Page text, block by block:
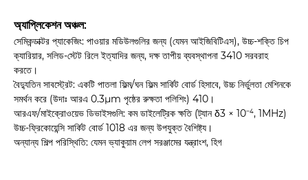
অ্যাপ্লিকেশন অঞ্চল:
সেমিকন্ডাক্টর প্যাকেজিং: পাওয়ার মডিউলগুলির জন্য (যেমন আইজিবিটিএস), উচ্চ-শক্তি চিপ
ক্যারিয়ার, সলিড-স্টেট রিলে ইত্যাদির জন্য, দক্ষ তাপীয় ব্যবস্থাপনা 3410 সরবরাহ
করতে।
বৈদ্যুতিন সাবস্ট্রেট: একটি পাতলা ফিল্ম/ঘন ফিল্ম সার্কিট বোর্ড হিসাবে, উচ্চ নির্ভুলতা মেশিনকে
সমর্থন করে (উদাঃ আরএ 0.3μm পৃষ্ঠের রুক্ষতা পলিশিং) 410।
আরএফ/মাইক্রোওয়েভ ডিভাইসগুলি: কম ডাইলেট্রিক ক্ষতি (ট্যান δ3 × 10⁻⁴, 1MHz)
উচ্চ-ফ্রিকোয়েন্সি সার্কিট বোর্ড 1018 এর জন্য উপযুক্ত বৈশিষ্ট্য।
অন্যান্য শিল্প পরিস্থিতি: যেমন ভ্যাকুয়াম লেপ সরঞ্জামের যন্ত্রাংশ, হিগ